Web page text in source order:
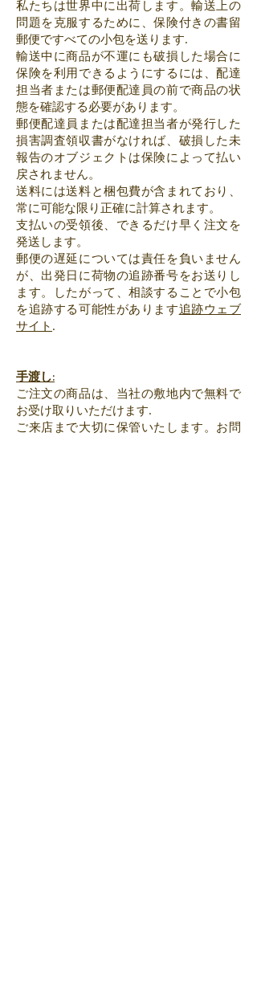
私たちは世界中に出荷します。輸送上の
問題を克服するために、保険付きの書留
郵便ですべての小包を送ります.
輸送中に商品が不運にも破損した場合に
保険を利用できるようにするには、配達
担当者または郵便配達員の前で商品の状
態を確認する必要があります。
郵便配達員または配達担当者が発行した
損害調査領収書がなければ、破損した未
報告のオブジェクトは保険によって払い
戻されません。
送料には送料と梱包費が含まれており、
常に可能な限り正確に計算されます。
支払いの受領後、できるだけ早く注文を
発送します。
郵便の遅延については責任を負いません
が、出発日に荷物の追跡番号をお送りし
ます。したがって、相談することで小包
を追跡する可能性があります追跡ウェブ
サイト .
手渡し:
ご注文の商品は、当社の敷地内で無料で
お受け取りいただけます.
ご来店まで大切に保管いたします。お問